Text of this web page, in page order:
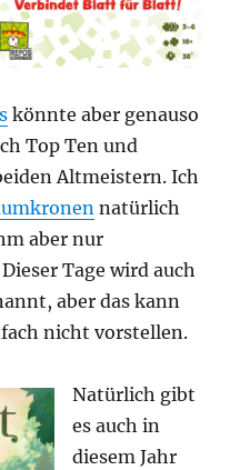
könnte aber genauso
Top Ten und
Altmeistern. Ich
natürlich
aber nur
Tage wird auch
aber das kann
nicht vorstellen.
Natürlich gibt
es auch in
diesem Jahr